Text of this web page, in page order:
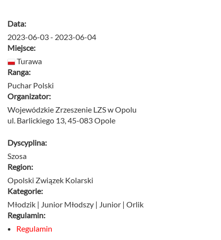
Data:
2023-06-03 - 2023-06-04
Miejsce:
Turawa
Ranga:
Puchar Polski
Organizator:
Wojewódzkie Zrzeszenie LZS w Opolu
ul. Barlickiego 13, 45-083 Opole
Dyscyplina:
Szosa
Region:
Opolski Związek Kolarski
Kategorie:
Młodzik | Junior Młodszy | Junior | Orlik
Regulamin:
Regulamin